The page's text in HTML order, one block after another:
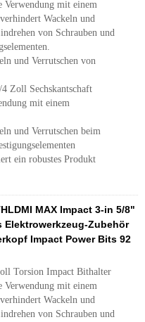
mit einem
Wackeln und
von Schrauben und
und Verrutschen von
Zoll Sechskantschaft
mit einem
und Verrutschen beim
ein robustes Produkt
MAX Impact 3-in 5/8"
Elektrowerkzeug-Zubehör
Impact Power Bits 92
Torsion Impact Bithalter
mit einem
Wackeln und
von Schrauben und